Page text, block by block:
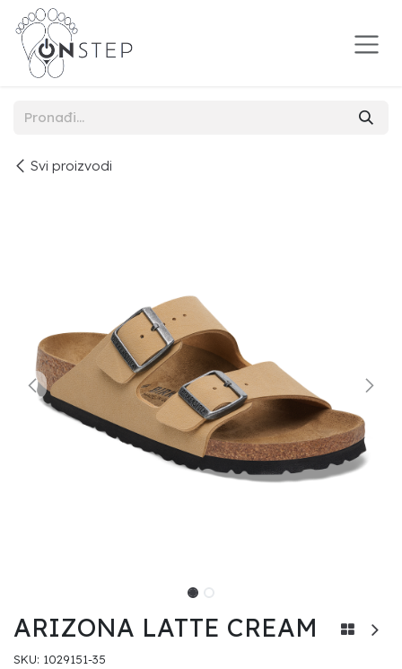
Preskoči na sadržaj
Svi proizvodi
ARIZONA LATTE CREAM
SKU: 1029151-35